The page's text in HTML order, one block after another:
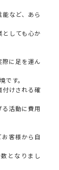
など、あら
としても心か
に足を運ん
です。
けされる確
活動に費用
客様から自
となりまし